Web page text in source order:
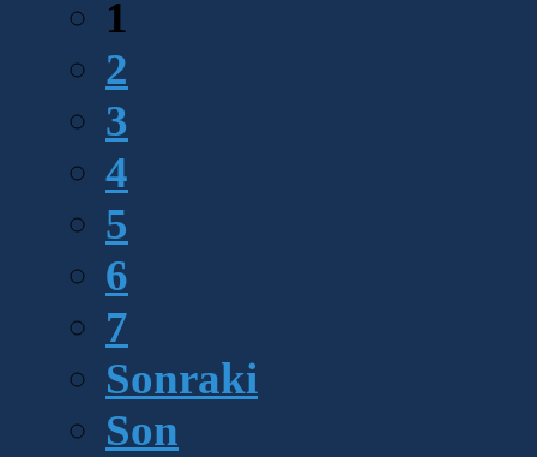
1
2
3
4
5
6
7
Sonraki
Son